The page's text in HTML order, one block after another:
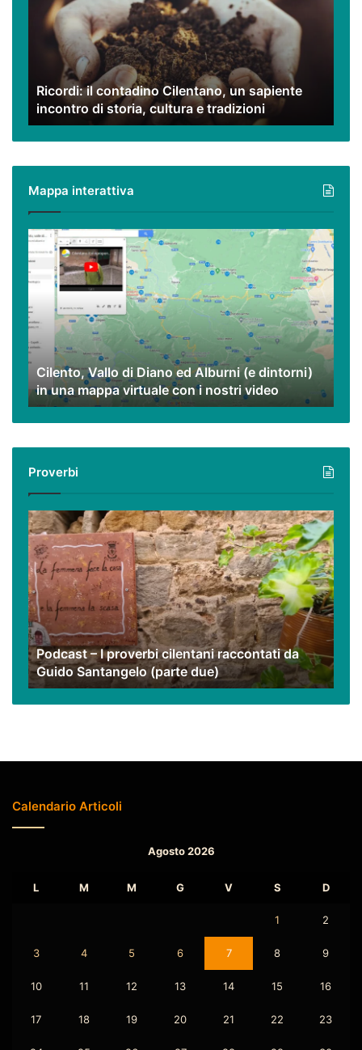
Cilentano,
sapiente
incontro
storia,
cultura
e
tradizioni
Ricordi: il contadino Cilentano, un sapiente
incontro di storia, cultura e tradizioni
Mappa interattiva
Cilento,
Vallo
di
Diano
ed
Alburni
(e
dintorni)
una
mappa
virtuale
nostri
video
Cilento, Vallo di Diano ed Alburni (e dintorni)
in una mappa virtuale con i nostri video
Proverbi
Podcast
–
I
proverbi
cilentani
raccontati
da
Guido
Santangelo
(parte
due)
Podcast – I proverbi cilentani raccontati da
Guido Santangelo (parte due)
Calendario Articoli
Agosto 2026
L M M G V S D
1 2
3 4 5 6 7 8 9
10 11 12 13 14 15 16
17 18 19 20 21 22 23